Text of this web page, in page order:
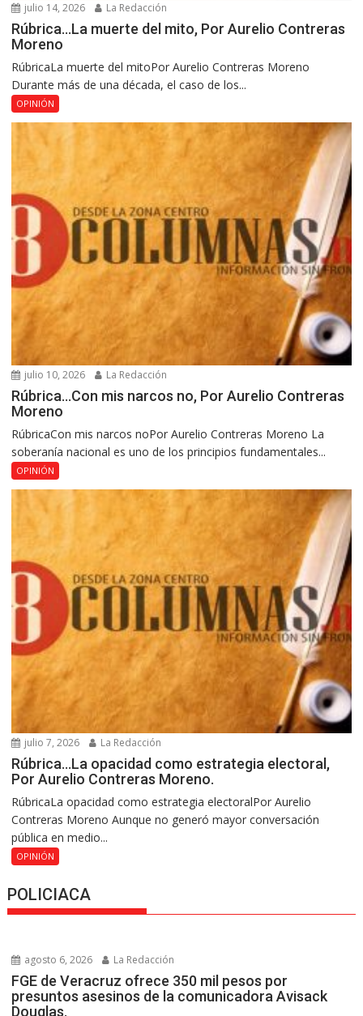
julio 14, 2026 La Redacción
Rúbrica…La muerte del mito, Por Aurelio Contreras
Moreno
RúbricaLa muerte del mitoPor Aurelio Contreras Moreno
Durante más de una década, el caso de los...
OPINIÓN
julio 10, 2026 La Redacción
Rúbrica…Con mis narcos no, Por Aurelio Contreras
Moreno
RúbricaCon mis narcos noPor Aurelio Contreras Moreno La
soberanía nacional es uno de los principios fundamentales...
OPINIÓN
julio 7, 2026 La Redacción
Rúbrica…La opacidad como estrategia electoral,
Por Aurelio Contreras Moreno.
RúbricaLa opacidad como estrategia electoralPor Aurelio
Contreras Moreno Aunque no generó mayor conversación
pública en medio...
OPINIÓN
POLICIACA
agosto 6, 2026 La Redacción
FGE de Veracruz ofrece 350 mil pesos por
presuntos asesinos de la comunicadora Avisack
Douglas.